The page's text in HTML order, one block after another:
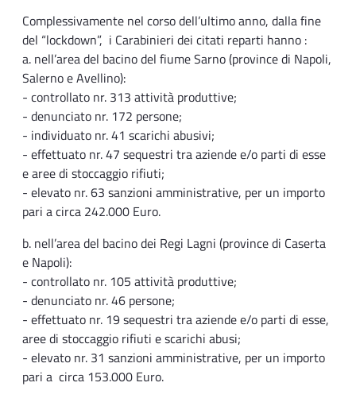
Complessivamente nel corso dell’ultimo anno, dalla fine
del “lockdown”, i Carabinieri dei citati reparti hanno :
a. nell’area del bacino del fiume Sarno (province di Napoli,
Salerno e Avellino):
- controllato nr. 313 attività produttive;
- denunciato nr. 172 persone;
- individuato nr. 41 scarichi abusivi;
- effettuato nr. 47 sequestri tra aziende e/o parti di esse
e aree di stoccaggio rifiuti;
- elevato nr. 63 sanzioni amministrative, per un importo
pari a circa 242.000 Euro.
b. nell’area del bacino dei Regi Lagni (province di Caserta
e Napoli):
- controllato nr. 105 attività produttive;
- denunciato nr. 46 persone;
- effettuato nr. 19 sequestri tra aziende e/o parti di esse,
aree di stoccaggio rifiuti e scarichi abusi;
- elevato nr. 31 sanzioni amministrative, per un importo
pari a circa 153.000 Euro.